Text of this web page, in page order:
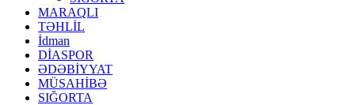
MARAQLI
TƏHLİL
İdman
DİASPOR
ƏDƏBİYYAT
MÜSAHİBƏ
SIĞORTA